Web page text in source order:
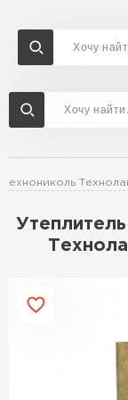
Технониколь
Доставка и